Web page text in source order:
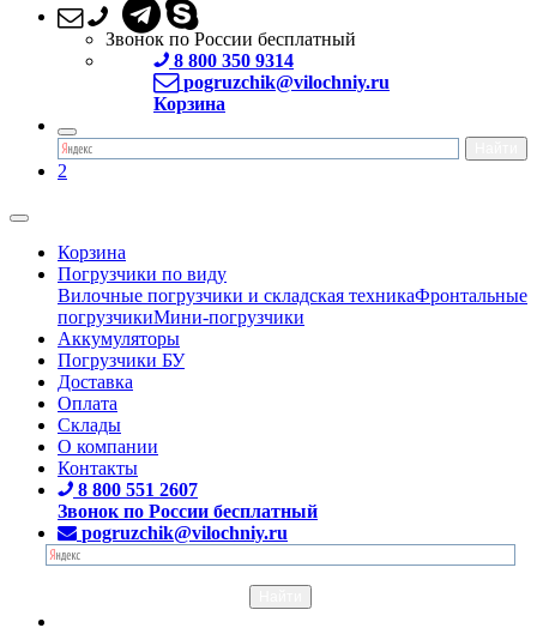
Звонок по России бесплатный
8 800 350 9314
pogruzchik@vilochniy.ru
Корзина
2
Корзина
Погрузчики по виду
Вилочные погрузчики и складская техникаФронтальные
погрузчикиМини-погрузчики
Аккумуляторы
Погрузчики БУ
Доставка
Оплата
Склады
О компании
Контакты
8 800 551 2607
Звонок по России бесплатный
pogruzchik@vilochniy.ru